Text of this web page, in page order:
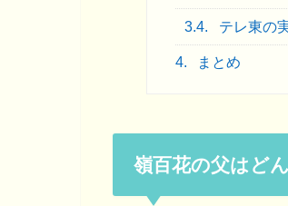
3.4. テレ東の
4. まとめ
嶺百花の父はど